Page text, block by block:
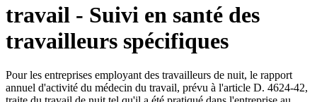
travail - Suivi en santé des
travailleurs spécifiques
Pour les entreprises employant des travailleurs de nuit, le rapport
annuel d'activité du médecin du travail, prévu à l'article D. 4624-42,